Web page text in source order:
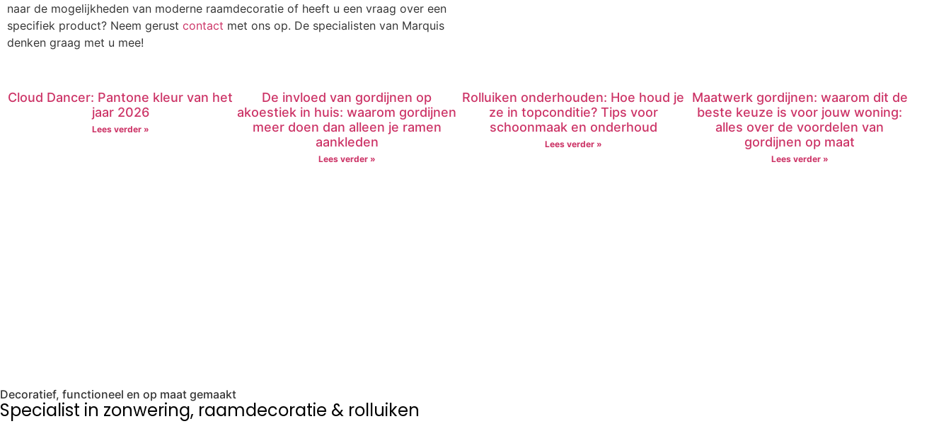
naar de mogelijkheden van moderne raamdecoratie of heeft u een vraag over een
specifiek product? Neem gerust contact met ons op. De specialisten van Marquis
denken graag met u mee!
Cloud Dancer: Pantone kleur van het
jaar 2026
Lees verder »
De invloed van gordijnen op
akoestiek in huis: waarom gordijnen
meer doen dan alleen je ramen
aankleden
Lees verder »
Rolluiken onderhouden: Hoe houd je
ze in topconditie? Tips voor
schoonmaak en onderhoud
Lees verder »
Maatwerk gordijnen: waarom dit de
beste keuze is voor jouw woning:
alles over de voordelen van
gordijnen op maat
Lees verder »
Decoratief, functioneel en op maat gemaakt
Specialist in zonwering, raamdecoratie & rolluiken